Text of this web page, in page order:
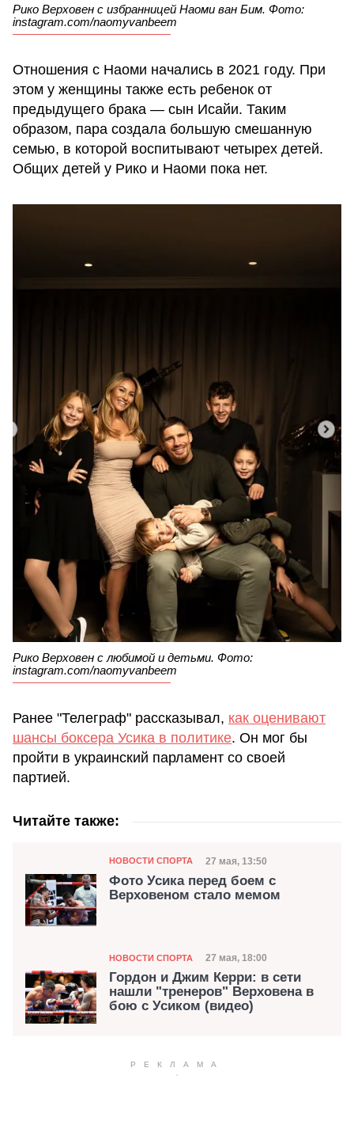
Рико Верховен с избранницей Наоми ван Бим. Фото:
instagram.com/naomyvanbeem
Отношения с Наоми начались в 2021 году. При
этом у женщины также есть ребенок от
предыдущего брака — сын Исайи. Таким
образом, пара создала большую смешанную
семью, в которой воспитывают четырех детей.
Общих детей у Рико и Наоми пока нет.
Рико Верховен с любимой и детьми. Фото:
instagram.com/naomyvanbeem
Ранее "Телеграф" рассказывал, как оценивают
шансы боксера Усика в политике. Он мог бы
пройти в украинский парламент со своей
партией.
Читайте также:
Категория
НОВОСТИ СПОРТА Дата публикации
27 мая, 13:50
Фото Усика перед боем с
Верховеном стало мемом
Категория
НОВОСТИ СПОРТА Дата публикации
27 мая, 18:00
Гордон и Джим Керри: в сети
нашли "тренеров" Верховена в
бою с Усиком (видео)